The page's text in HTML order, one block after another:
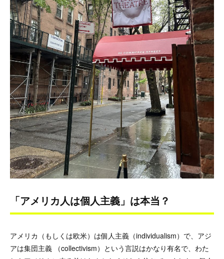
「アメリカ人は個人主義」は本当？
アメリカ（もしくは欧米）は個人主義（individualism）で、アジ
アは集団主義 （collectivism）という言説はかなり有名で、わた